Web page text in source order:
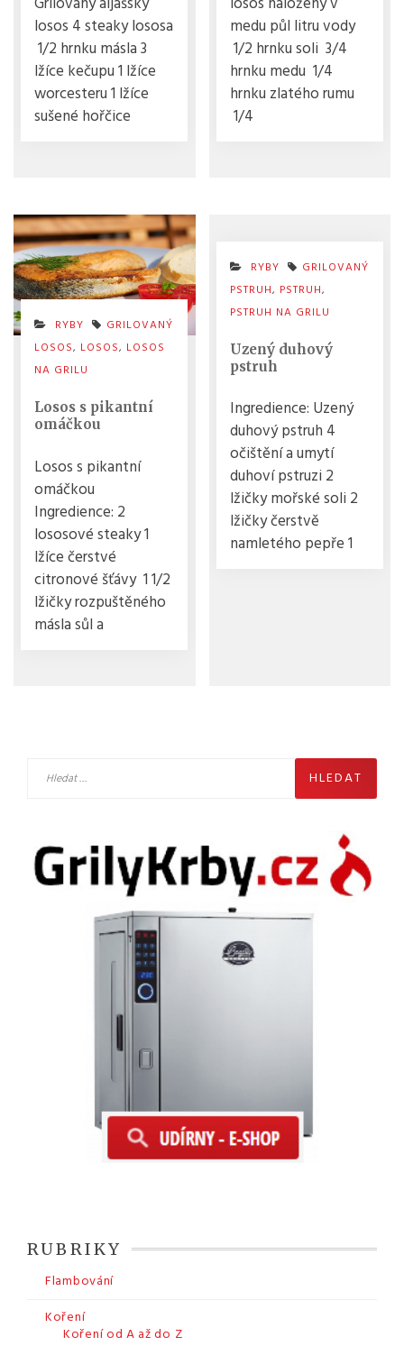
losos 4 steaky lososa
1/2 hrnku másla 3
lžíce kečupu 1 lžíce
worcesteru 1 lžíce
sušené hořčice
medu půl litru vody
1/2 hrnku soli 3/4
hrnku medu 1/4
hrnku zlatého rumu
1/4
RYBY
GRILOVANÝ
LOSOS, LOSOS, LOSOS
NA GRILU
Losos s pikantní
omáčkou
Losos s pikantní
omáčkou
Ingredience: 2
lososové steaky 1
lžíce čerstvé
citronové šťávy 1 1/2
lžičky rozpuštěného
másla sůl a
RYBY
GRILOVANÝ
PSTRUH, PSTRUH,
PSTRUH NA GRILU
Uzený duhový
pstruh
Ingredience: Uzený
duhový pstruh 4
očištění a umytí
duhoví pstruzi 2
lžičky mořské soli 2
lžičky čerstvě
namletého pepře 1
Vyhledávání
RUBRIKY
Flambování
Koření
Koření od A až do Z